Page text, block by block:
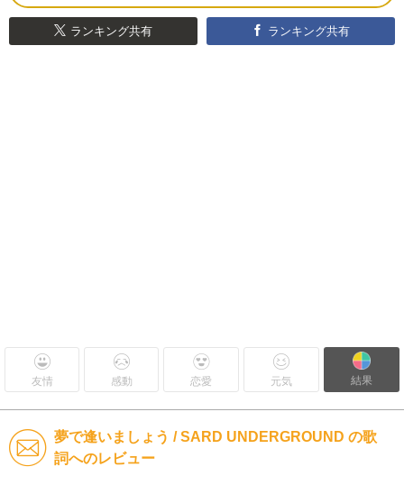
ランキング共有 ランキング共有
友情 感動 恋愛 元気 結果
夢で逢いましょう / SARD UNDERGROUND の歌
詞へのレビュー